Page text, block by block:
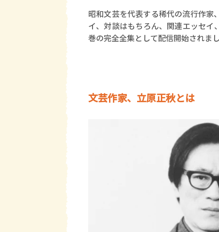
昭和文芸を代表する稀代の流行作家
イ、対談はもちろん、関連エッセイ
巻の完全全集として配信開始されまし
文芸作家、立原正秋とは